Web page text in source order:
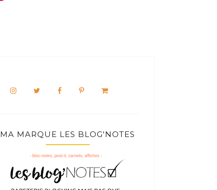
MA MARQUE LES BLOG'NOTES